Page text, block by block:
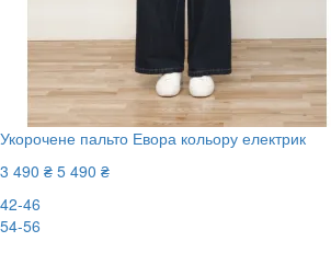
Укорочене пальто Евора кольору електрик
3 490 ₴ 5 490 ₴
42-46
54-56